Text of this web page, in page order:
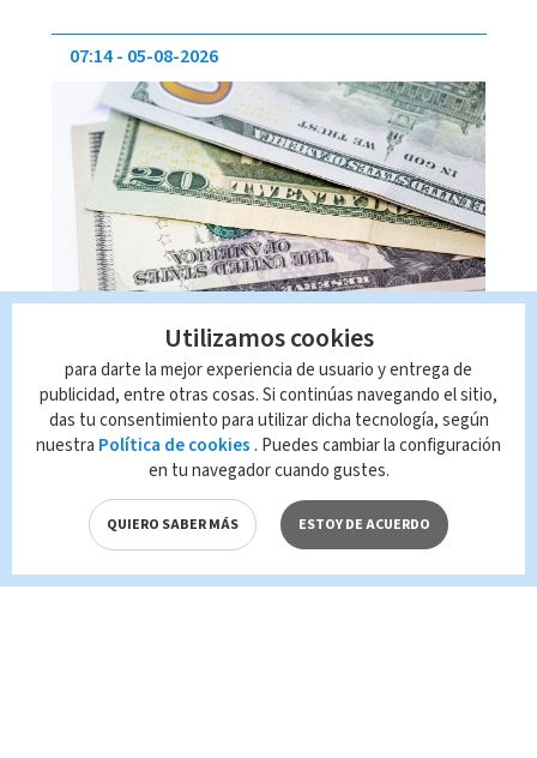
Dólar en Costa Rica: Tipo de
cambio para este miércoles 5
de agosto
El precio de venta siempre será mayor que
el de compra porque si no daría lugar a
07:14 05-08-2026
Utilizamos cookies
para darte la mejor experiencia de usuario y entrega de
publicidad, entre otras cosas. Si continúas navegando el sitio,
das tu consentimiento para utilizar dicha tecnología, según
nuestra Política de cookies . Puedes cambiar la configuración
en tu navegador cuando gustes.
QUIERO SABER MÁS ESTOY DE ACUERDO